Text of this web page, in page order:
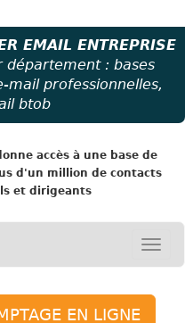
EMAIL ENTREPRISE
département : bases
mail professionnelles,
btob
accès à une base de
d'un million de contacts
et dirigeants
EN LIGNE